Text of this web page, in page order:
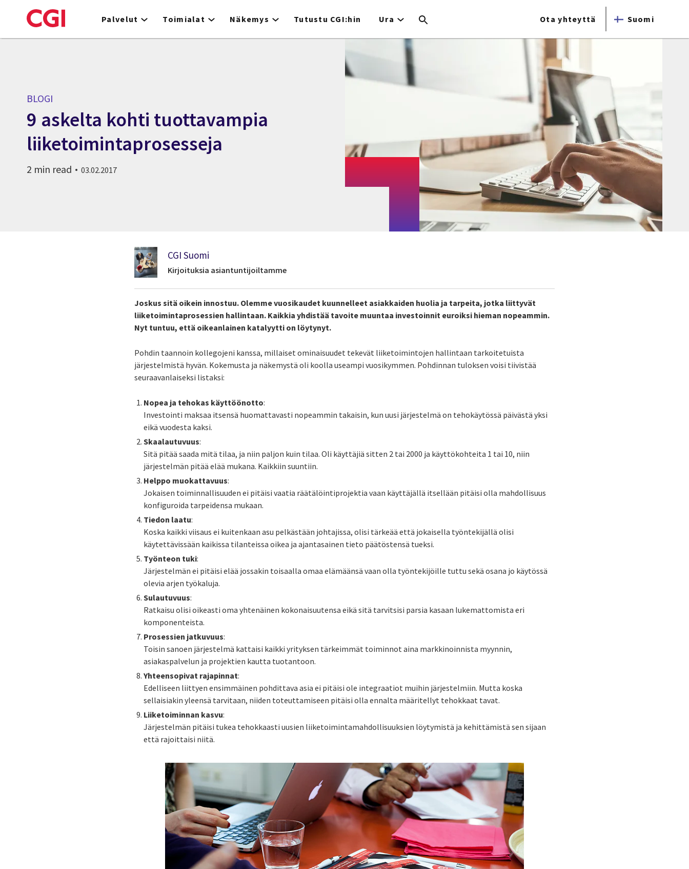
to
Palvelut Toimialat Näkemys Tutustu CGI:hin Ura Ota yhteyttä Suomi
BLOGI
9 askelta kohti tuottavampia
liiketoimintaprosesseja
2 min read 03.02.2017
CGI Suomi
Kirjoituksia asiantuntijoiltamme
Joskus sitä oikein innostuu. Olemme vuosikaudet kuunnelleet asiakkaiden huolia ja tarpeita, jotka liittyvät
liiketoimintaprosessien hallintaan. Kaikkia yhdistää tavoite muuntaa investoinnit euroiksi hieman nopeammin.
Nyt tuntuu, että oikeanlainen katalyytti on löytynyt.
Pohdin taannoin kollegojeni kanssa, millaiset ominaisuudet tekevät liiketoimintojen hallintaan tarkoitetuista
järjestelmistä hyvän. Kokemusta ja näkemystä oli koolla useampi vuosikymmen. Pohdinnan tuloksen voisi tiivistää
seuraavanlaiseksi listaksi:
Nopea ja tehokas käyttöönotto:
Investointi maksaa itsensä huomattavasti nopeammin takaisin, kun uusi järjestelmä on tehokäytössä päivästä yksi
eikä vuodesta kaksi.
Skaalautuvuus:
Sitä pitää saada mitä tilaa, ja niin paljon kuin tilaa. Oli käyttäjiä sitten 2 tai 2000 ja käyttökohteita 1 tai 10, niin
järjestelmän pitää elää mukana. Kaikkiin suuntiin.
Helppo muokattavuus:
Jokaisen toiminnallisuuden ei pitäisi vaatia räätälöintiprojektia vaan käyttäjällä itsellään pitäisi olla mahdollisuus
konfiguroida tarpeidensa mukaan.
Tiedon laatu:
Koska kaikki viisaus ei kuitenkaan asu pelkästään johtajissa, olisi tärkeää että jokaisella työntekijällä olisi
käytettävissään kaikissa tilanteissa oikea ja ajantasainen tieto päätöstensä tueksi.
Työnteon tuki:
Järjestelmän ei pitäisi elää jossakin toisaalla omaa elämäänsä vaan olla työntekijöille tuttu sekä osana jo käytössä
olevia arjen työkaluja.
Sulautuvuus:
Ratkaisu olisi oikeasti oma yhtenäinen kokonaisuutensa eikä sitä tarvitsisi parsia kasaan lukemattomista eri
komponenteista.
Prosessien jatkuvuus:
Toisin sanoen järjestelmä kattaisi kaikki yrityksen tärkeimmät toiminnot aina markkinoinnista myynnin,
asiakaspalvelun ja projektien kautta tuotantoon.
Yhteensopivat rajapinnat:
Edelliseen liittyen ensimmäinen pohdittava asia ei pitäisi ole integraatiot muihin järjestelmiin. Mutta koska
sellaisiakin yleensä tarvitaan, niiden toteuttamiseen pitäisi olla ennalta määritellyt tehokkaat tavat.
Liiketoiminnan kasvu:
Järjestelmän pitäisi tukea tehokkaasti uusien liiketoimintamahdollisuuksien löytymistä ja kehittämistä sen sijaan
että rajoittaisi niitä.